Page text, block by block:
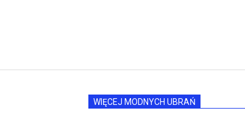
WIĘCEJ MODNYCH UBRAŃ